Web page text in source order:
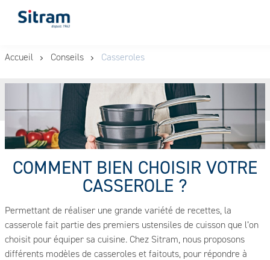
au
principal
Accueil Conseils Casseroles
COMMENT BIEN CHOISIR VOTRE
CASSEROLE ?
Permettant de réaliser une grande variété de recettes, la
casserole fait partie des premiers ustensiles de cuisson que l’on
choisit pour équiper sa cuisine. Chez Sitram, nous proposons
différents modèles de casseroles et faitouts, pour répondre à